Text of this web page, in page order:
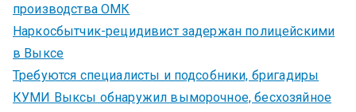
производства ОМК
Наркосбытчик-рецидивист задержан полицейскими
в Выксе
Требуются специалисты и подсобники, бригадиры
КУМИ Выксы обнаружил выморочное, бесхозяйное